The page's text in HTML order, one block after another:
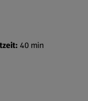
40 min